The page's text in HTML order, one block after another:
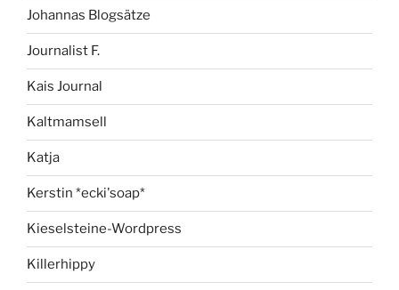
Johannas Blogsätze
Journalist F.
Kais Journal
Kaltmamsell
Katja
Kerstin *ecki'soap*
Kieselsteine-Wordpress
Killerhippy